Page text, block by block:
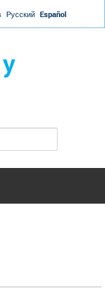
Русский Español